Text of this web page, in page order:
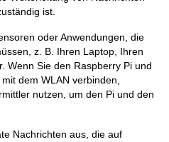
ist.
oder Anwendungen, die
z. B. Ihren Laptop, Ihren
Wenn Sie den Raspberry Pi und
dem WLAN verbinden,
nutzen, um den Pi und den
Nachrichten aus, die auf